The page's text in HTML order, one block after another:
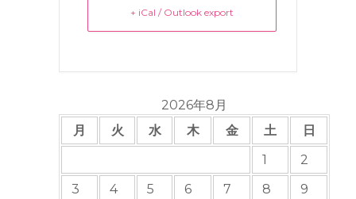
+ iCal / Outlook export
2026年8月
月
火 水 木 金 土
日
1
2
3
4 5 6 7 8
9